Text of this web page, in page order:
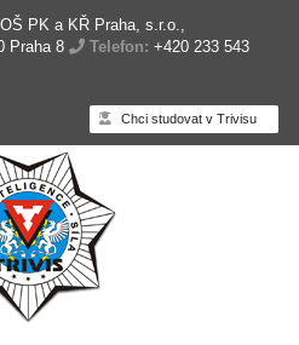
PK a KŘ Praha, s.r.o.,
Praha 8
Telefon: +420 233 543
Chci studovat v Trivisu